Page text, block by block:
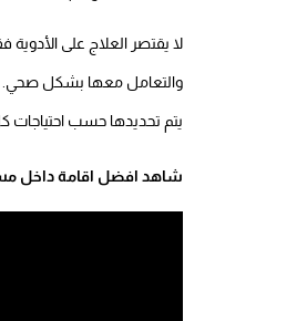
لا يقتصر العلاج على
والتعامل معها بشكل صحي.
يتم تحديدها حسب احتياجات
شاهد افضل اقامة داخل